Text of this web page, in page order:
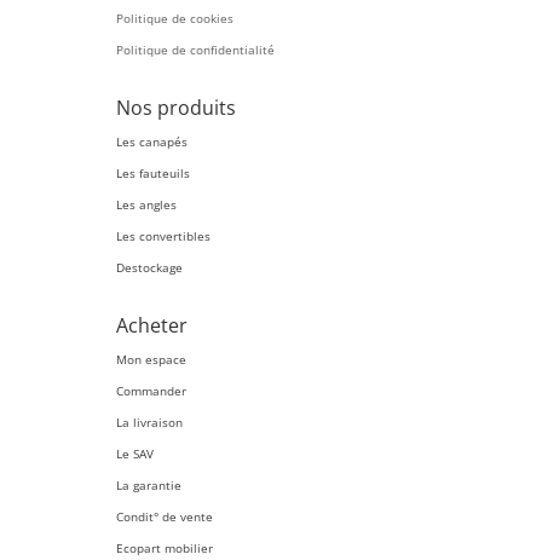
Politique de cookies
Politique de confidentialité
Nos produits
Les canapés
Les fauteuils
Les angles
Les convertibles
Destockage
Acheter
Mon espace
Commander
La livraison
Le SAV
La garantie
Condit° de vente
Ecopart mobilier